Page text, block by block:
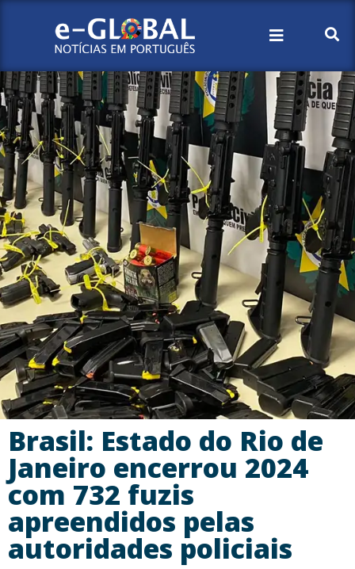
Brasil: Estado do Rio de
Janeiro encerrou 2024
com 732 fuzis
apreendidos pelas
autoridades policiais